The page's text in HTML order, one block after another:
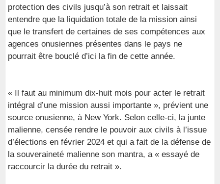
protection des civils jusqu’à son retrait et laissait
entendre que la liquidation totale de la mission ainsi
que le transfert de certaines de ses compétences aux
agences onusiennes présentes dans le pays ne
pourrait être bouclé d’ici la fin de cette année.
« Il faut au minimum dix-huit mois pour acter le retrait
intégral d’une mission aussi importante », prévient une
source onusienne, à New York. Selon celle-ci, la junte
malienne, censée rendre le pouvoir aux civils à l’issue
d’élections en février 2024 et qui a fait de la défense de
la souveraineté malienne son mantra, a « essayé de
raccourcir la durée du retrait ».